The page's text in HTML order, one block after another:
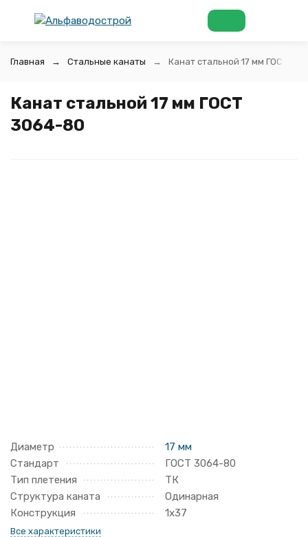
Главная Стальные канаты Канат стальной 17 мм ГОСТ
Канат стальной 17 мм ГОСТ
3064-80
Диаметр
17 мм
Стандарт
ГОСТ 3064-80
Тип плетения
ТК
Структура каната
Одинарная
Конструкция
1х37
Все характеристики